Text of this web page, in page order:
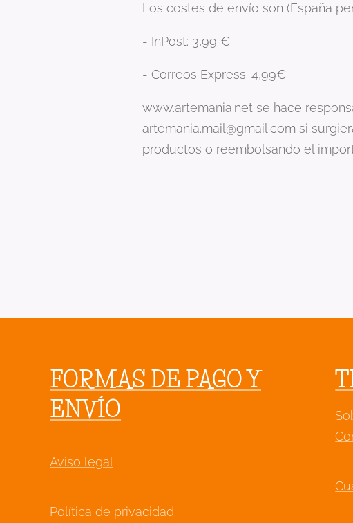
Los costes de envío son (España
- InPost: 3,99 €
- Correos Express: 4,99€
www.artemania.net se hace
artemania.mail@gmail.com si
productos o reembolsando el
FORMAS DE PAGO Y
ENVÍO
Aviso legal
Política de privacidad